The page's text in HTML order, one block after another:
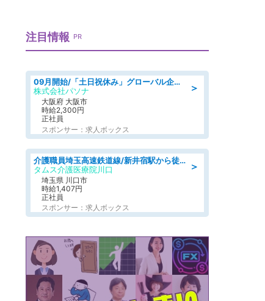
注目情報 PR
＞
09月開始/「土日祝休み」グローバル企業での産業保健のお仕事/保健師/高時給/残業なし/服装自由
株式会社パソナ
大阪府 大阪市
時給2,300円
正社員
スポンサー：求人ボックス
＞
介護職員埼玉高速鉄道線/新井宿駅から徒歩15分/埼玉県/川口市
タムス介護医療院川口
埼玉県 川口市
時給1,407円
正社員
スポンサー：求人ボックス